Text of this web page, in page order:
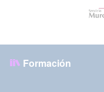
Formación